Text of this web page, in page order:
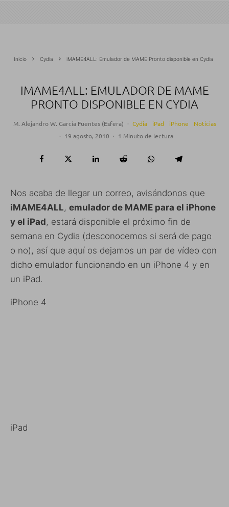
Inicio Cydia iMAME4ALL: Emulador de MAME Pronto disponible en Cydia
IMAME4ALL: EMULADOR DE MAME
PRONTO DISPONIBLE EN CYDIA
M. Alejandro W. García Fuentes (Esfera) · Cydia iPad iPhone
Noticias
· 19 agosto, 2010 · 1 Minuto de lectura
Nos acaba de llegar un correo, avisándonos que
iMAME4ALL, emulador de MAME para el iPhone
y el iPad, estará disponible el próximo fin de
semana en Cydia (desconocemos si será de pago
o no), así que aquí os dejamos un par de vídeo con
dicho emulador funcionando en un iPhone 4 y en
un iPad.
iPhone 4
iPad